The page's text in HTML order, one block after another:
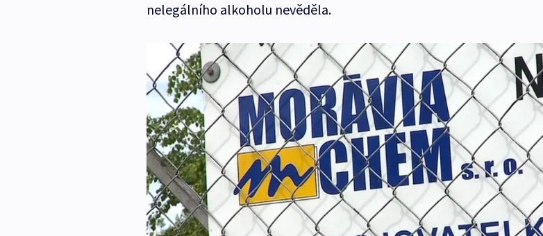
nelegálního alkoholu nevěděla.